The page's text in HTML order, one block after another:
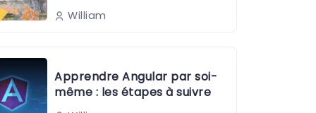
William
Apprendre Angular par soi-
même : les étapes à suivre